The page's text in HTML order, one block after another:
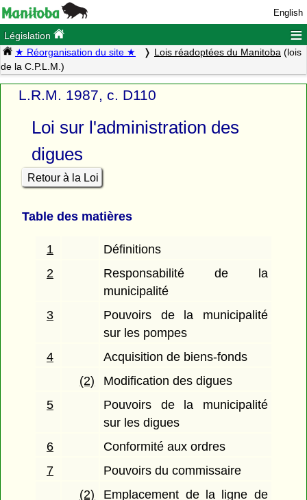
English
Législation ≡
★ Réorganisation du site ★ Lois réadoptées du Manitoba (lois
de la C.P.L.M.)
L.R.M. 1987, c. D110
Loi sur l'administration des
digues
Retour à la Loi
Table des matières
1
Définitions
2
Responsabilité de la
municipalité
3
Pouvoirs de la municipalité
sur les pompes
4
Acquisition de biens-fonds
(2)
Modification des digues
5
Pouvoirs de la municipalité
sur les digues
6
Conformité aux ordres
7
Pouvoirs du commissaire
(2)
Emplacement de la ligne de